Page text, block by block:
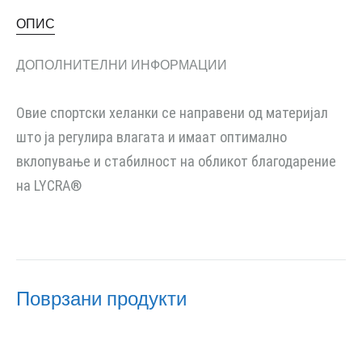
ОПИС
ДОПОЛНИТЕЛНИ ИНФОРМАЦИИ
Овие спортски хеланки се направени од материјал
што ја регулира влагата и имаат оптимално
вклопување и стабилност на обликот благодарение
на LYCRA®
Поврзани продукти